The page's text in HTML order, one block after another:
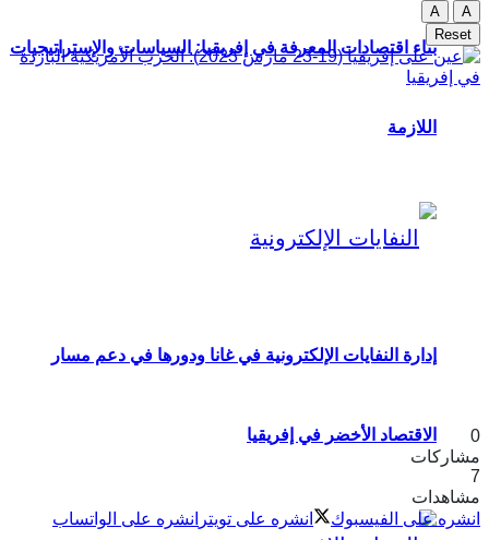
بناء اقتصادات المعرفة في إفريقيا: السياسات والإستراتيجيات
اللازمة
إدارة النفايات الإلكترونية في غانا ودورها في دعم مسار
الاقتصاد الأخضر في إفريقيا
A
A
Reset
0
مشاركات
7
مشاهدات
انشره على الفيسبوك
انشره على تويتر انشره على الواتساب